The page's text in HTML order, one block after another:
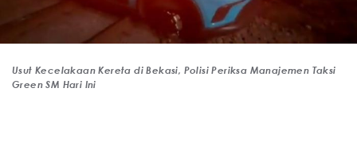
Usut Kecelakaan Kereta di Bekasi, Polisi Periksa Manajemen Taksi
Green SM Hari Ini